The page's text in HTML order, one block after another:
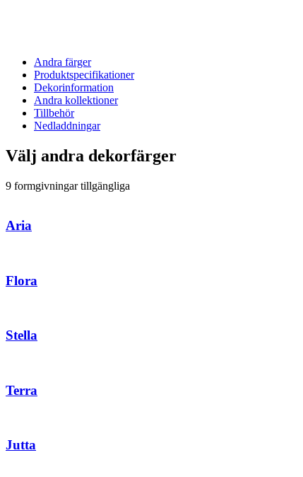
Andra färger
Produktspecifikationer
Dekorinformation
Andra kollektioner
Tillbehör
Nedladdningar
Välj andra dekorfärger
9 formgivningar tillgängliga
Aria
Flora
Stella
Terra
Jutta